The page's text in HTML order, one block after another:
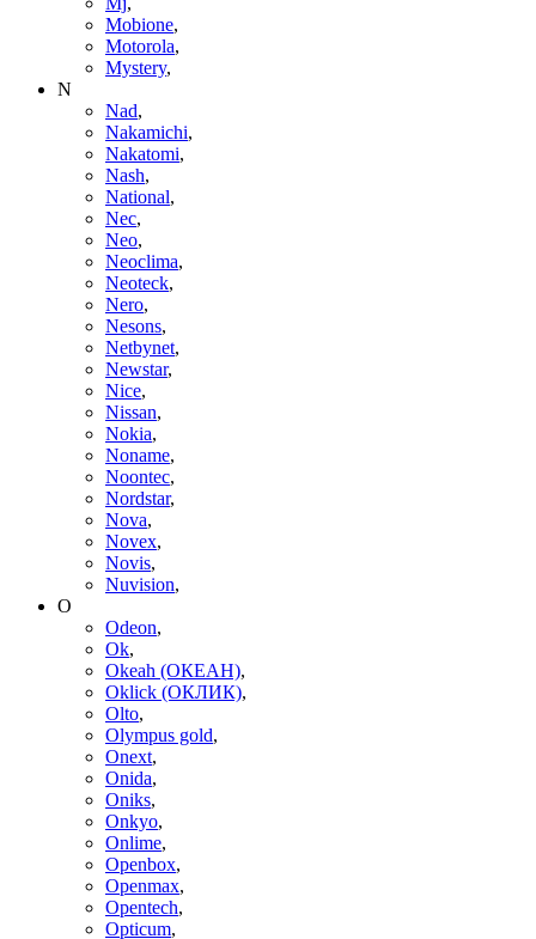
Mobione,
Motorola,
Mystery,
N
Nad,
Nakamichi,
Nakatomi,
Nash,
National,
Nec,
Neo,
Neoclima,
Neoteck,
Nero,
Nesons,
Netbynet,
Newstar,
Nice,
Nissan,
Nokia,
Noname,
Noontec,
Nordstar,
Nova,
Novex,
Novis,
Nuvision,
O
Odeon,
Ok,
Okeah (ОКЕАН),
Oklick (ОКЛИК),
Olto,
Olympus gold,
Onext,
Onida,
Oniks,
Onkyo,
Onlime,
Openbox,
Openmax,
Opentech,
Opticum,